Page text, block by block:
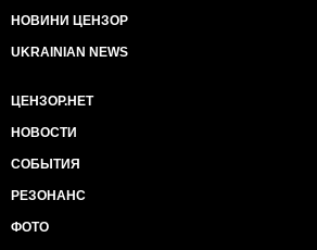
НОВИНИ ЦЕНЗОР
UKRAINIAN NEWS
ЦЕНЗОР.НЕТ
НОВОСТИ
СОБЫТИЯ
РЕЗОНАНС
ФОТО